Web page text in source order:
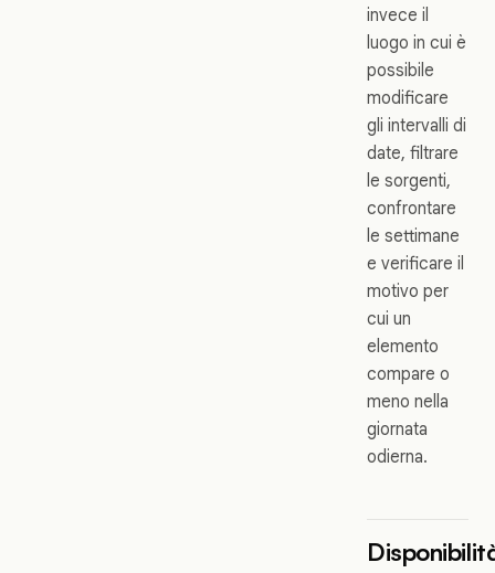
invece il
luogo in cui è
possibile
modificare
gli intervalli di
date, filtrare
le sorgenti,
confrontare
le settimane
e verificare il
motivo per
cui un
elemento
compare o
meno nella
giornata
odierna.